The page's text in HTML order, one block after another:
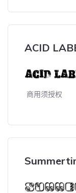
ACID
商用须授权